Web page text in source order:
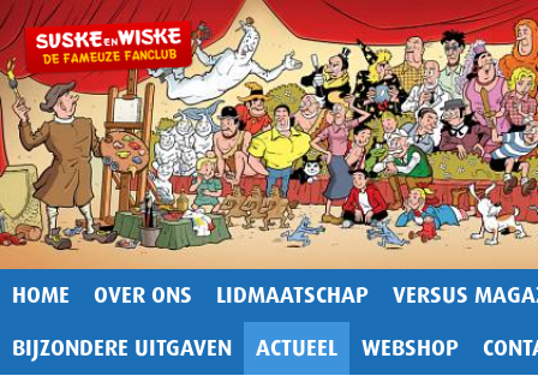
HOME OVER ONS LIDMAATSCHAP
VERSUS
BIJZONDERE UITGAVEN
ACTUEEL WEBSHOP